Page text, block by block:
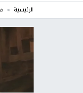
الرئيسية